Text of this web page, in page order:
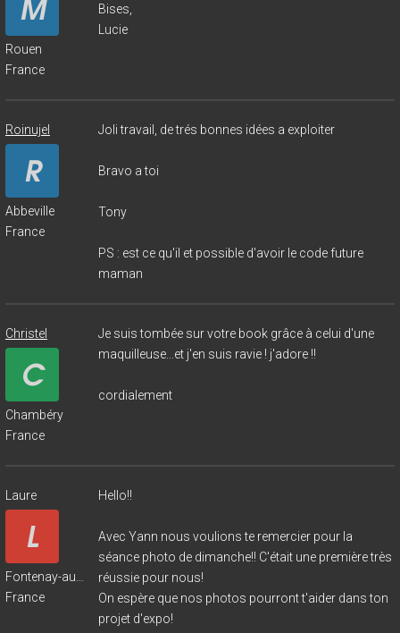
Rouen
France
Bises,
Lucie
Roinujel
Abbeville
France
Joli travail, de trés bonnes idées a exploiter
Bravo a toi
Tony
PS : est ce qu'il et possible d'avoir le code future
maman
Christel
Chambéry
France
Je suis tombée sur votre book grâce à celui d'une
maquilleuse...et j'en suis ravie ! j'adore !!
cordialement
Laure
France
Hello!!
Avec Yann nous voulions te remercier pour la
séance photo de dimanche!! C'était une première très
réussie pour nous!
On espère que nos photos pourront t'aider dans ton
projet d'expo!